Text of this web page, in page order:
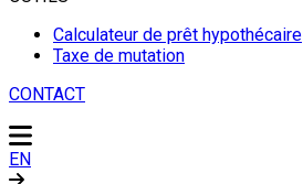
Calculateur de prêt hypothécaire
Taxe de mutation
CONTACT
EN